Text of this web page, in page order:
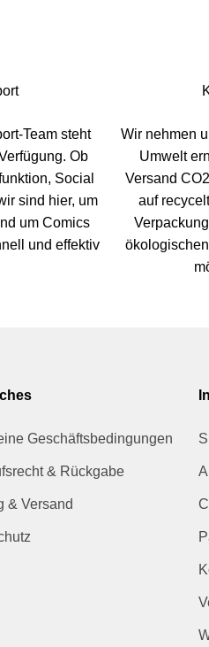
Team steht
Ob
Social
sind hier, um
um Comics
und effektiv
Wir nehmen
Umwelt
Versand
auf
Geschäftsbedingungen
& Rückgabe
& Versand